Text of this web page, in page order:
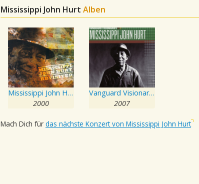
Mississippi John Hurt Alben
Mississippi John Hurt Revisited
2000
Vanguard Visionaries
2007
Mach Dich für das nächste Konzert von Mississippi John Hurt